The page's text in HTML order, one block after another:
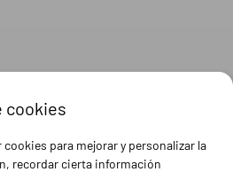
cookies
para mejorar y personalizar la
recordar cierta información